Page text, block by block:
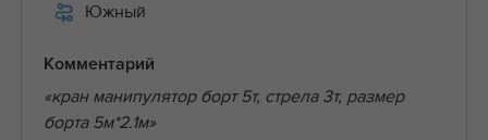
Южный
Комментарий
«кран манипулятор борт 5т, стрела 3т, размер
борта 5м*2.1м»